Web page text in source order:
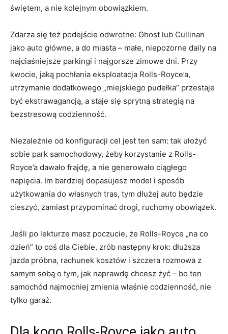
świętem, a nie kolejnym obowiązkiem.
Zdarza się też podejście odwrotne: Ghost lub Cullinan
jako auto główne, a do miasta – małe, niepozorne daily na
najciaśniejsze parkingi i najgorsze zimowe dni. Przy
kwocie, jaką pochłania eksploatacja Rolls-Royce’a,
utrzymanie dodatkowego „miejskiego pudełka” przestaje
być ekstrawagancją, a staje się sprytną strategią na
bezstresową codzienność.
Niezależnie od konfiguracji cel jest ten sam: tak ułożyć
sobie park samochodowy, żeby korzystanie z Rolls-
Royce’a dawało frajdę, a nie generowało ciągłego
napięcia. Im bardziej dopasujesz model i sposób
użytkowania do własnych tras, tym dłużej auto będzie
cieszyć, zamiast przypominać drogi, ruchomy obowiązek.
Jeśli po lekturze masz poczucie, że Rolls-Royce „na co
dzień” to coś dla Ciebie, zrób następny krok: dłuższa
jazda próbna, rachunek kosztów i szczera rozmowa z
samym sobą o tym, jak naprawdę chcesz żyć – bo ten
samochód najmocniej zmienia właśnie codzienność, nie
tylko garaż.